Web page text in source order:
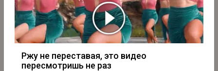
Ржу не переставая, это видео
пересмотришь не раз